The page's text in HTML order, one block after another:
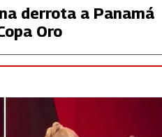
derrota a Panamá
Oro